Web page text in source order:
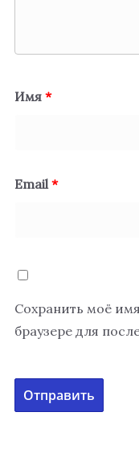
Имя *
Email*
Сохранить моё
браузере для